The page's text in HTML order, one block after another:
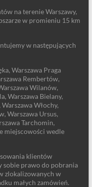
na terenie Warszawy,
w promieniu 15 km
w następujących
Warszawa Praga
Rembertów,
Wilanów,
Warszawa Bielany,
Włochy,
Warszawa Ursus,
Tarchomin,
miejscowości wedle
klientów
sobie prawo do pobrania
zlokalizowanych w
małych zamówień.